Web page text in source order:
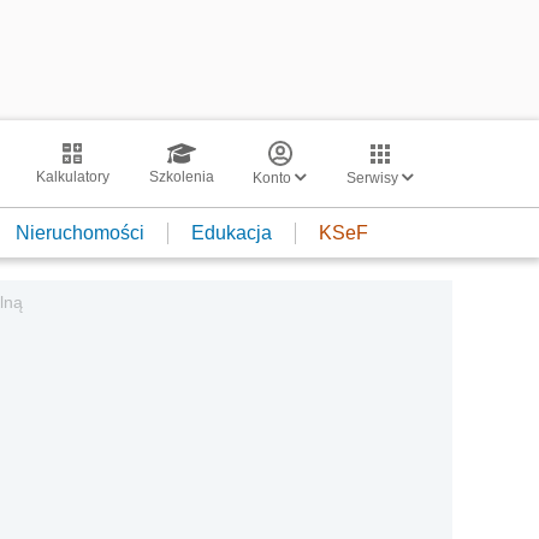
Kalkulatory Szkolenia Konto Serwisy
Nieruchomości Edukacja KSeF